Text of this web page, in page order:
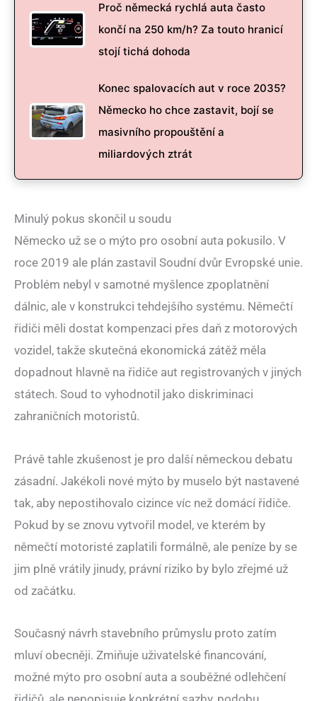
Proč německá rychlá auta často
končí na 250 km/h? Za touto hranicí
stojí tichá dohoda
Konec spalovacích aut v roce 2035?
Německo ho chce zastavit, bojí se
masivního propouštění a
miliardových ztrát
Minulý pokus skončil u soudu
Německo už se o mýto pro osobní auta pokusilo. V
roce 2019 ale plán zastavil Soudní dvůr Evropské unie.
Problém nebyl v samotné myšlence zpoplatnění
dálnic, ale v konstrukci tehdejšího systému. Němečtí
řidiči měli dostat kompenzaci přes daň z motorových
vozidel, takže skutečná ekonomická zátěž měla
dopadnout hlavně na řidiče aut registrovaných v jiných
státech. Soud to vyhodnotil jako diskriminaci
zahraničních motoristů.
Právě tahle zkušenost je pro další německou debatu
zásadní. Jakékoli nové mýto by muselo být nastavené
tak, aby nepostihovalo cizince víc než domácí řidiče.
Pokud by se znovu vytvořil model, ve kterém by
němečtí motoristé zaplatili formálně, ale peníze by se
jim plně vrátily jinudy, právní riziko by bylo zřejmé už
od začátku.
Současný návrh stavebního průmyslu proto zatím
mluví obecněji. Zmiňuje uživatelské financování,
možné mýto pro osobní auta a souběžné odlehčení